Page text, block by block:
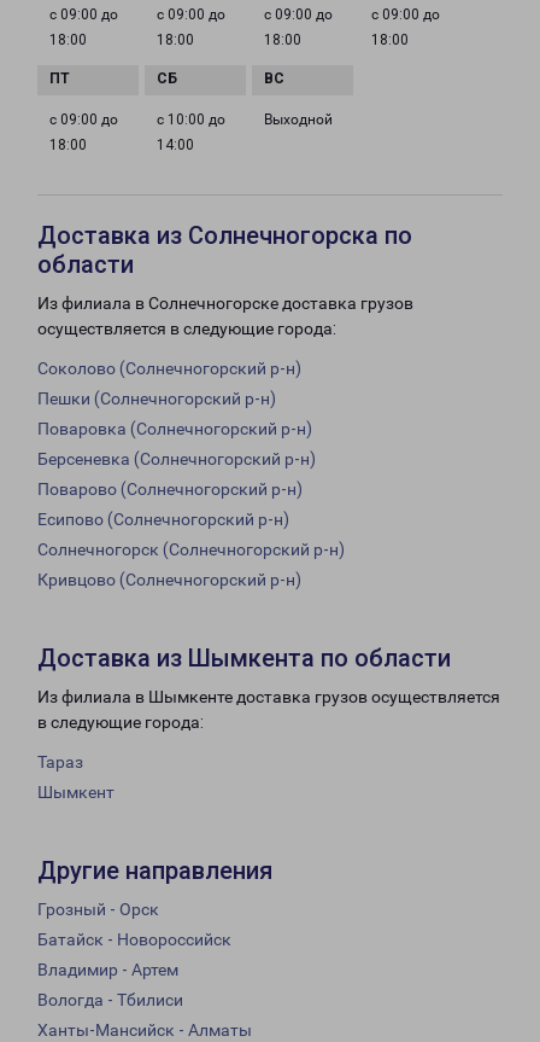
с 09:00 до
18:00
с 09:00 до
18:00
с 09:00 до
18:00
с 09:00 до
18:00
с 09:00 до
18:00
с 10:00 до
14:00
Выходной
Доставка из Солнечногорска по
области
Из филиала в Солнечногорске доставка грузов
осуществляется в следующие города:
Соколово (Солнечногорский р-н)
Пешки (Солнечногорский р-н)
Поваровка (Солнечногорский р-н)
Берсеневка (Солнечногорский р-н)
Поварово (Солнечногорский р-н)
Есипово (Солнечногорский р-н)
Солнечногорск (Солнечногорский р-н)
Кривцово (Солнечногорский р-н)
Доставка из Шымкента по области
Из филиала в Шымкенте доставка грузов осуществляется
в следующие города:
Тараз
Шымкент
Другие направления
Грозный - Орск
Батайск - Новороссийск
Владимир - Артем
Вологда - Тбилиси
Ханты-Мансийск - Алматы